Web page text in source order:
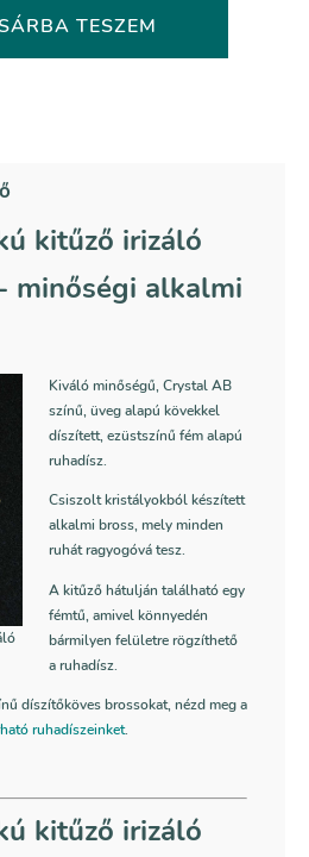
TESZEM
kitűző irizáló
minőségi alkalmi
Kiváló minőségű, Crystal AB
színű, üveg alapú kövekkel
díszített, ezüstszínű fém alapú
ruhadísz.
Csiszolt kristályokból készített
alkalmi bross, mely minden
ruhát ragyogóvá tesz.
A kitűző hátulján található egy
fémtű, amivel könnyedén
bármilyen felületre rögzíthető
a ruhadísz.
díszítőköves brossokat, nézd meg a
ruhadíszeinket.
kitűző irizáló